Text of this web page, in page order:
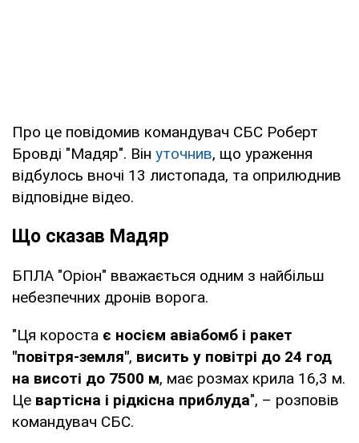
Про це повідомив командувач СБС Роберт
Бровді "Мадяр". Він уточнив, що ураження
відбулось вночі 13 листопада, та оприлюднив
відповідне відео.
Що сказав Мадяр
БПЛА "Оріон" вважається одним з найбільш
небезпечних дронів ворога.
"Ця короста є носієм авіабомб і ракет
"повітря-земля", висить у повітрі до 24 год
на висоті до 7500 м, має розмах крила 16,3 м.
Це вартісна і рідкісна приблуда", – розповів
командувач СБС.